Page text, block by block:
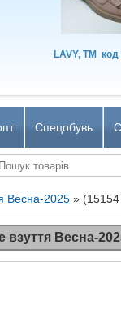
LAVY, TM код
Спецобувь
Весна-2025»
взуття Весна-